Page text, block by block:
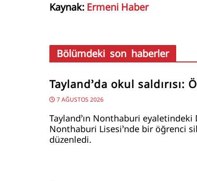
Kaynak: Ermeni Haber
Bölümdeki son haberler
Tayland’da okul saldırısı:
7 AĞUSTOS 2026
Tayland’ın Nonthaburi eyaletindeki
Nonthaburi Lisesi’nde bir öğrenci
düzenledi.